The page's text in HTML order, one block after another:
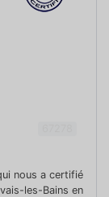
nous a certifié
les-Bains en